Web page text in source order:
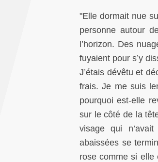
"Elle dormait nue
personne autour
l’horizon. Des
fuyaient pour s’y
J’étais dévêtu et
frais. Je me suis
pourquoi est-elle
sur le côté de la
visage qui
abaissées se
rose comme si elle